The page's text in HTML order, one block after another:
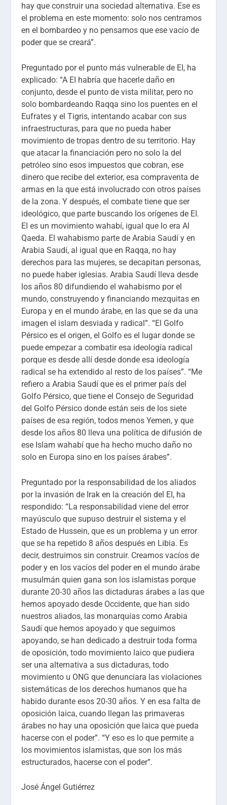
hay que construir una sociedad alternativa. Ese es
el problema en este momento: solo nos centramos
en el bombardeo y no pensamos que ese vacío de
poder que se creará”.
Preguntado por el punto más vulnerable de EI, ha
explicado: “A EI habría que hacerle daño en
conjunto, desde el punto de vista militar, pero no
solo bombardeando Raqqa sino los puentes en el
Eufrates y el Tigris, intentando acabar con sus
infraestructuras, para que no pueda haber
movimiento de tropas dentro de su territorio. Hay
que atacar la financiación pero no solo la del
petróleo sino esos impuestos que cobran, ese
dinero que recibe del exterior, esa compraventa de
armas en la que está involucrado con otros países
de la zona. Y después, el combate tiene que ser
ideológico, que parte buscando los orígenes de EI.
EI es un movimiento wahabí, igual que lo era Al
Qaeda. El wahabismo parte de Arabia Saudí y en
Arabia Saudí, al igual que en Raqqa, no hay
derechos para las mujeres, se decapitan personas,
no puede haber iglesias. Arabia Saudí lleva desde
los años 80 difundiendo el wahabismo por el
mundo, construyendo y financiando mezquitas en
Europa y en el mundo árabe, en las que se da una
imagen el islam desviada y radical”. “El Golfo
Pérsico es el origen, el Golfo es el lugar donde se
puede empezar a combatir esa ideología radical
porque es desde allí desde donde esa ideología
radical se ha extendido al resto de los países”. “Me
refiero a Arabia Saudí que es el primer país del
Golfo Pérsico, que tiene el Consejo de Seguridad
del Golfo Pérsico donde están seis de los siete
países de esa región, todos menos Yemen, y que
desde los años 80 lleva una política de difusión de
ese Islam wahabí que ha hecho mucho daño no
solo en Europa sino en los países árabes”.
Preguntado por la responsabilidad de los aliados
por la invasión de Irak en la creación del EI, ha
respondido: “La responsabilidad viene del error
mayúsculo que supuso destruir el sistema y el
Estado de Hussein, que es un problema y un error
que se ha repetido 8 años después en Libia. Es
decir, destruimos sin construir. Creamos vacíos de
poder y en los vacíos del poder en el mundo árabe
musulmán quien gana son los islamistas porque
durante 20-30 años las dictaduras árabes a las que
hemos apoyado desde Occidente, que han sido
nuestros aliados, las monarquías como Arabia
Saudí que hemos apoyado y que seguimos
apoyando, se han dedicado a destruir toda forma
de oposición, todo movimiento laico que pudiera
ser una alternativa a sus dictaduras, todo
movimiento u ONG que denunciara las violaciones
sistemáticas de los derechos humanos que ha
habido durante esos 20-30 años. Y en esa falta de
oposición laica, cuando llegan las primaveras
árabes no hay una oposición que laica que pueda
hacerse con el poder”. “Y eso es lo que permite a
los movimientos islamistas, que son los más
estructurados, hacerse con el poder”.
José Ángel Gutiérrez